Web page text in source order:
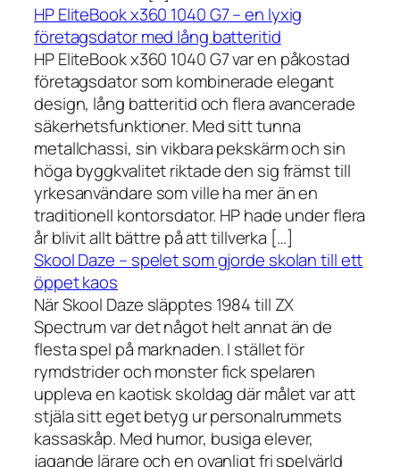
HP EliteBook x360 1040 G7 – en lyxig
företagsdator med lång batteritid
HP EliteBook x360 1040 G7 var en påkostad
företagsdator som kombinerade elegant
design, lång batteritid och flera avancerade
säkerhetsfunktioner. Med sitt tunna
metallchassi, sin vikbara pekskärm och sin
höga byggkvalitet riktade den sig främst till
yrkesanvändare som ville ha mer än en
traditionell kontorsdator. HP hade under flera
år blivit allt bättre på att tillverka […]
Skool Daze – spelet som gjorde skolan till ett
öppet kaos
När Skool Daze släpptes 1984 till ZX
Spectrum var det något helt annat än de
flesta spel på marknaden. I stället för
rymdstrider och monster fick spelaren
uppleva en kaotisk skoldag där målet var att
stjäla sitt eget betyg ur personalrummets
kassaskåp. Med humor, busiga elever,
jagande lärare och en ovanligt fri spelvärld